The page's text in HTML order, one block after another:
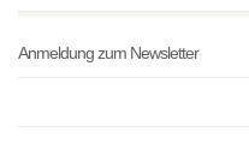
Anmeldung zum Newsletter